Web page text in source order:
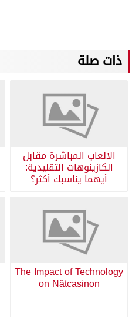
ذات صلة
الالعاب المباشرة مقابل
الكازينوهات التقليدية:
أيهما يناسبك أكثر؟
The Impact of Technology
on Nätcasinon